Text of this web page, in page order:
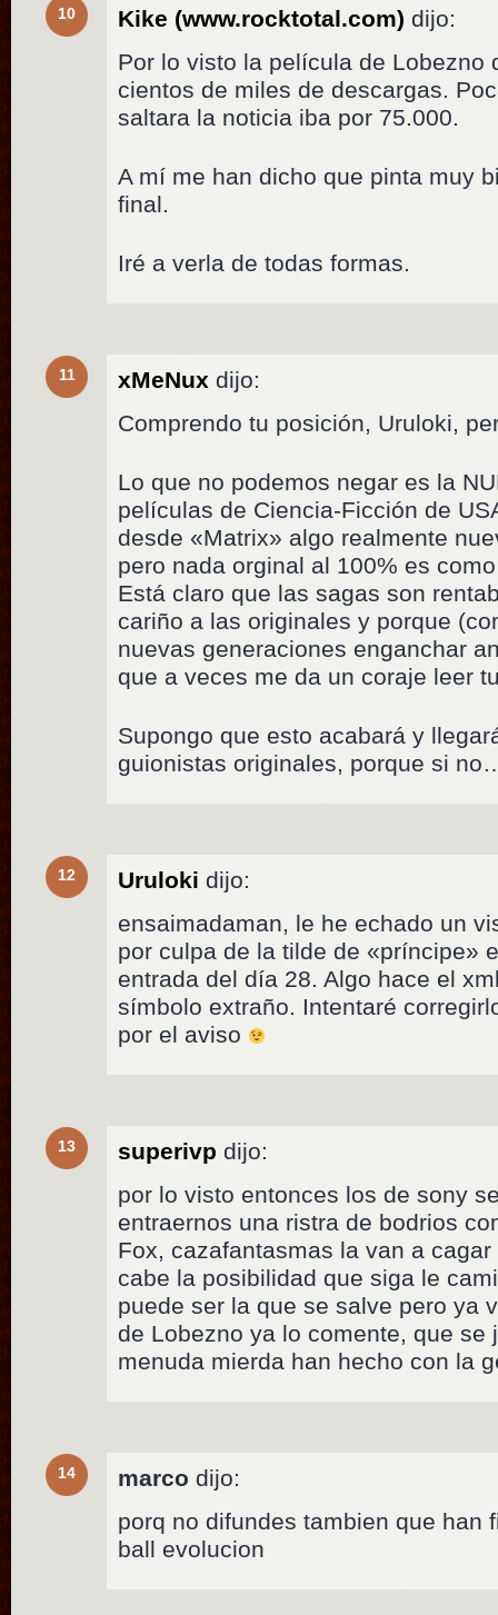
10 Kike (www.rocktotal.com) dijo:
Por lo visto la película de Lobezno
cientos de miles de descargas.
saltara la noticia iba por 75.000.
A mí me han dicho que pinta muy
final.
Iré a verla de todas formas.
11 xMeNux dijo:
Comprendo tu posición, Uruloki,
Lo que no podemos negar es la
películas de Ciencia-Ficción de
desde «Matrix» algo realmente
pero nada orginal al 100% es
Está claro que las sagas son
cariño a las originales y porque
nuevas generaciones enganchar
que a veces me da un coraje leer
Supongo que esto acabará y
guionistas originales, porque si
12 Uruloki dijo:
ensaimadaman, le he echado un
por culpa de la tilde de «príncipe»
entrada del día 28. Algo hace el
símbolo extraño. Intentaré
por el aviso
13 superivp dijo:
por lo visto entonces los de sony
entraernos una ristra de bodrios
Fox, cazafantasmas la van a
cabe la posibilidad que siga le
puede ser la que se salve pero ya
de Lobezno ya lo comente, que se
menuda mierda han hecho con la
14 marco dijo:
porq no difundes tambien que han
ball evolucion